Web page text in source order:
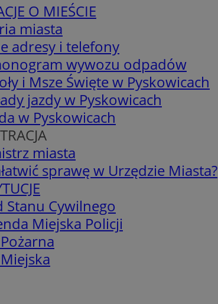
O MIEŚCIE
miasta
adresy i telefony
wywozu odpadów
i Msze Święte w Pyskowicach
jazdy w Pyskowicach
w Pyskowicach
miasta
sprawę w Urzędzie Miasta?
Stanu Cywilnego
Miejska Policji